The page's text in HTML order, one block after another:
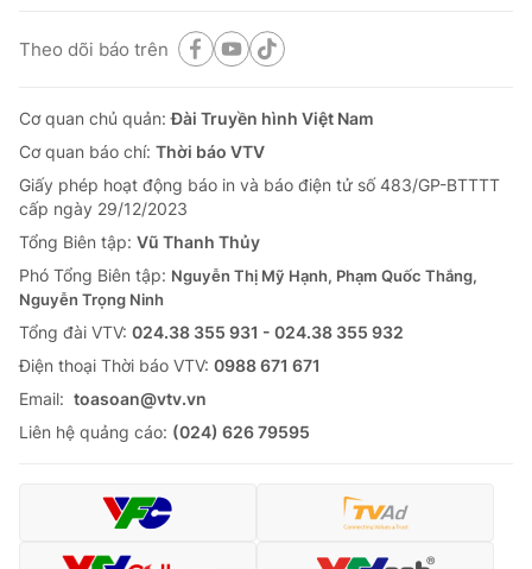
Theo dõi báo trên
Cơ quan chủ quản:Đài Truyền hình Việt Nam
Cơ quan báo chí: Thời báo VTV
Giấy phép hoạt động báo in và báo điện tử số 483/GP-BTTTT
cấp ngày 29/12/2023
Tổng Biên tập: Vũ Thanh Thủy
Phó Tổng Biên tập: Nguyễn Thị Mỹ Hạnh, Phạm Quốc Thắng,
Nguyễn Trọng Ninh
Tổng đài VTV: 024.38 355 931 - 024.38 355 932
Ðiện thoại Thời báo VTV: 0988 671 671
Email: toasoan@vtv.vn
Liên hệ quảng cáo: (024) 626 79595